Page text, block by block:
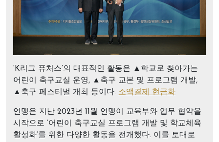
‘K리그 퓨처스’의 대표적인 활동은 ▲학교로 찾아가는
어린이 축구교실 운영, ▲축구 교본 및 프로그램 개발,
▲축구 페스티벌 개최 등이다. 소액결제 현금화
연맹은 지난 2023년 11월 연맹이 교육부와 업무 협약을
시작으로 ‘어린이 축구교실 프로그램 개발 및 학교체육
활성화’를 위한 다양한 활동을 전개했다. 이를 토대로